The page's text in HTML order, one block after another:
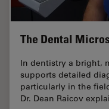
The Dental
In dentistry a bright,
supports detailed
particularly in the
Dr. Dean Raicov